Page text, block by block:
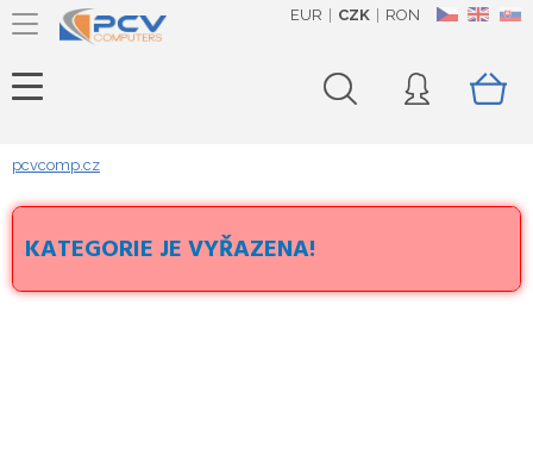
CZ EN SK
EUR CZK RON
pcvcomp.cz
KATEGORIE JE VYŘAZENA!